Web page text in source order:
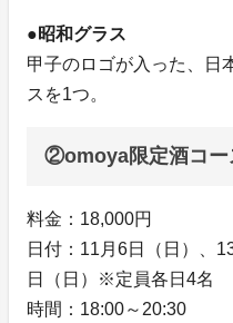
●昭和グラス
甲子のロゴが入った、日
スを1つ。
②omoya限定酒コー
料金：18,000円
日付：11月6日（日）、
日（日）※定員各日4名
時間：18:00～20:30